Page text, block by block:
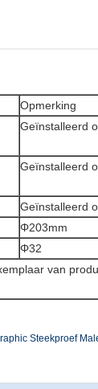
Opmerking
Geïnstalleerd
Geïnstalleerd
Geïnstalleerd
Φ203mm
Φ32
van
Steekproef